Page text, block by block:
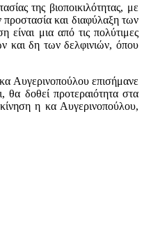
της βιοποικιλότητας, με
προστασία και διαφύλαξη των
μια από τις πολύτιμες
και δη των δελφινιών, όπου
Αυγερινοπούλου επισήμανε
θα δοθεί προτεραιότητα στα
η κα Αυγερινοπούλου,